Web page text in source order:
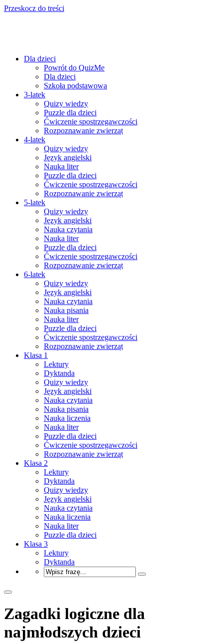
Przeskocz do treści
Dla dzieci
Powrót do QuizMe
Dla dzieci
Szkoła podstawowa
3-latek
Quizy wiedzy
Puzzle dla dzieci
Ćwiczenie spostrzegawczości
Rozpoznawanie zwierząt
4-latek
Quizy wiedzy
Język angielski
Nauka liter
Puzzle dla dzieci
Ćwiczenie spostrzegawczości
Rozpoznawanie zwierząt
5-latek
Quizy wiedzy
Język angielski
Nauka czytania
Nauka liter
Puzzle dla dzieci
Ćwiczenie spostrzegawczości
Rozpoznawanie zwierząt
6-latek
Quizy wiedzy
Język angielski
Nauka czytania
Nauka pisania
Nauka liter
Puzzle dla dzieci
Ćwiczenie spostrzegawczości
Rozpoznawanie zwierząt
Klasa 1
Lektury
Dyktanda
Quizy wiedzy
Język angielski
Nauka czytania
Nauka pisania
Nauka liczenia
Nauka liter
Puzzle dla dzieci
Ćwiczenie spostrzegawczości
Rozpoznawanie zwierząt
Klasa 2
Lektury
Dyktanda
Quizy wiedzy
Język angielski
Nauka czytania
Nauka liczenia
Nauka liter
Puzzle dla dzieci
Klasa 3
Lektury
Dyktanda
Zagadki logiczne dla
najmłodszych dzieci